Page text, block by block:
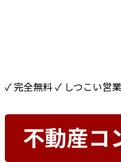
✓ 完全無料 ✓ しつこい営